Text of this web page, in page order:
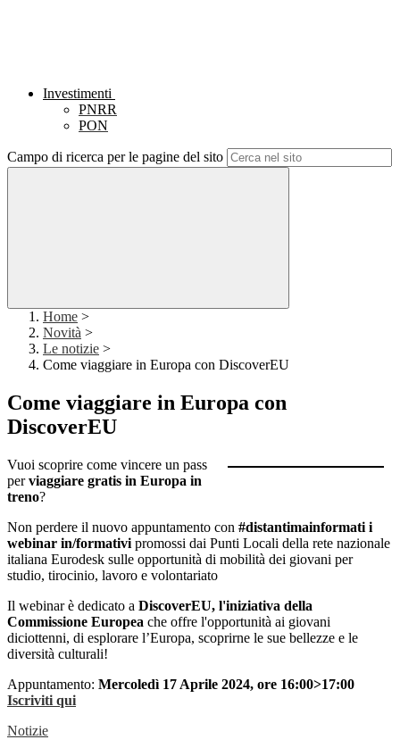
Investimenti
PNRR
PON
Campo di ricerca per le pagine del sito
Home >
Novità >
Le notizie >
Come viaggiare in Europa con DiscoverEU
Come viaggiare in Europa con
DiscoverEU
Vuoi scoprire come vincere un pass
perviaggiare gratis in Europa in
treno?
Non perdere il nuovo appuntamento con #distantimainformati i
webinar in/formativi promossi dai Punti Locali della rete nazionale
italiana Eurodesk sulle opportunità di mobilità dei giovani per
studio, tirocinio, lavoro e volontariato
Il webinar è dedicato a DiscoverEU, l'iniziativa della
Commissione Europea che offre l'opportunità ai giovani
diciottenni, di esplorare l’Europa, scoprirne le sue bellezze e le
diversità culturali!
Appuntamento: Mercoledì 17 Aprile 2024, ore 16:00>17:00
Iscriviti qui
Notizie